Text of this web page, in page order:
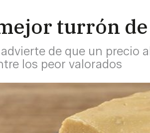
turrón
de que un precio
los peor valorados